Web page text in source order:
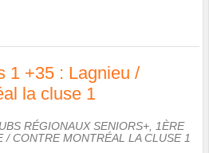
1 +35 : Lagnieu /
la cluse 1
RÉGIONAUX SENIORS+, 1ÈRE
/ CONTREMONTRÉAL LA CLUSE 1